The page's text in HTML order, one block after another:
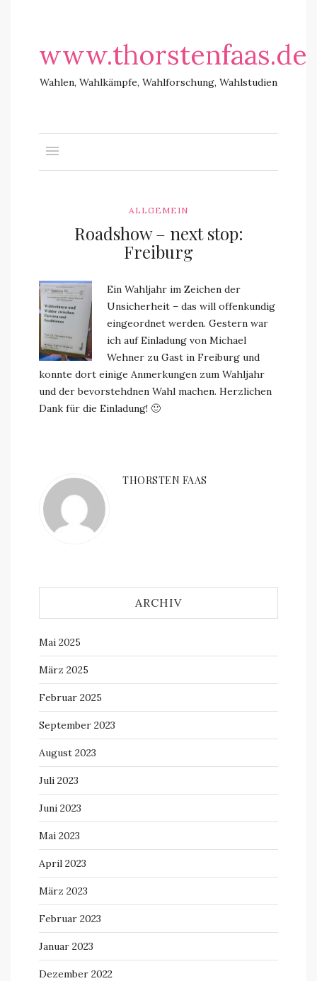
www.thorstenfaas.de
Wahlen, Wahlkämpfe, Wahlforschung, Wahlstudien
ALLGEMEIN
Roadshow – next stop:
Freiburg
Ein Wahljahr im Zeichen der
Unsicherheit – das will offenkundig
eingeordnet werden. Gestern war
ich auf Einladung von Michael
Wehner zu Gast in Freiburg und
konnte dort einige Anmerkungen zum Wahljahr
und der bevorstehdnen Wahl machen. Herzlichen
Dank für die Einladung! 🙂
THORSTEN FAAS
ARCHIV
Mai 2025
März 2025
Februar 2025
September 2023
August 2023
Juli 2023
Juni 2023
Mai 2023
April 2023
März 2023
Februar 2023
Januar 2023
Dezember 2022